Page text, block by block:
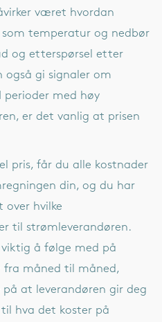
været hvordan
som temperatur og nedbør
og etterspørsel etter
også gi signaler om
perioder med høy
er det vanlig at prisen
pris, får du alle kostnader
din, og du har
over hvilke
til strømleverandøren.
å følge med på
fra måned til måned,
at leverandøren gir deg
hva det koster på